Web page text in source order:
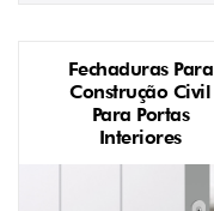
Fechaduras Para
Construção Civil
Para Portas
Interiores